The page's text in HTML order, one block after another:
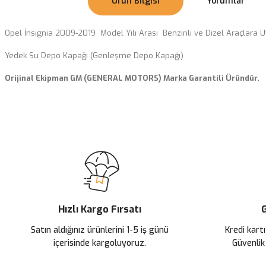
Opel İnsignia 2009-2019 Model Yılı Arası Benzinli ve Dizel Araçlara
Yedek Su Depo Kapağı (Genleşme Depo Kapağı)
Orijinal Ekipman GM (GENERAL MOTORS) Marka Garantili Üründür.
Ürün açıklamasında eksik bilgiler bulunuyor.
Ürün bilgilerinde hatalar bulunuyor.
Ürün fiyatı diğer sitelerden daha pahalı.
Bu ürüne benzer farklı alternatifler olmalı.
Hızlı Kargo Fırsatı
Satın aldığınız ürünlerini 1-5 iş günü
içerisinde kargoluyoruz.
Kredi